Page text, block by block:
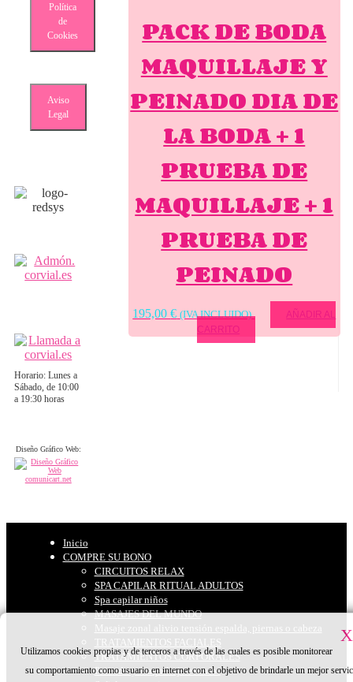
X
Utilizamos cookies propias y de terceros a través de las cuales es posible monitorear
su comportamiento como usuario en internet con el objetivo de brindarle un mejor
PACK DE BODA
MAQUILLAJE Y
PEINADO DIA DE
LA BODA + 1
PRUEBA DE
MAQUILLAJE + 1
PRUEBA DE
PEINADO
195,00€ (IVA INCLUIDO)
AÑADIR AL
CARRITO
Política
de
Cookies
Aviso
Legal
Horario: Lunes a
Sábado, de 10:00
a 19:30 horas
Diseño Gráfico Web:
Inicio
COMPRE SU BONO
CIRCUITOS RELAX
SPA CAPILAR RITUAL ADULTOS
Spa capilar niños
MASAJES DEL MUNDO
Masaje zonal alivio tensión espalda, piernas o cabeza
TRATAMIENTOS FACIALES
TRATAMIENTOS CORPORALES
Peinado y maquillaje eventos